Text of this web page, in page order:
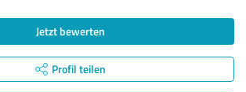
Jetzt bewerten
Profil teilen